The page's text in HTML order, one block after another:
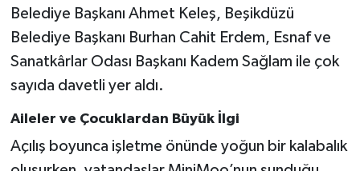
Belediye Başkanı Ahmet Keleş, Beşikdüzü
Belediye Başkanı Burhan Cahit Erdem, Esnaf ve
Sanatkârlar Odası Başkanı Kadem Sağlam ile çok
sayıda davetli yer aldı.
Aileler ve Çocuklardan Büyük İlgi
Açılış boyunca işletme önünde yoğun bir kalabalık